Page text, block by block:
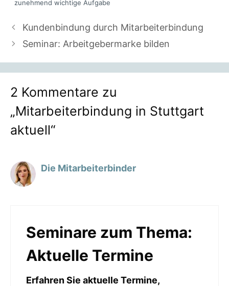
zunehmend wichtige Aufgabe
Kundenbindung durch Mitarbeiterbindung
Seminar: Arbeitgebermarke bilden
2 Kommentare zu
„Mitarbeiterbindung in Stuttgart
aktuell“
Die Mitarbeiterbinder
Seminare zum Thema:
Aktuelle Termine
Erfahren Sie aktuelle Termine,